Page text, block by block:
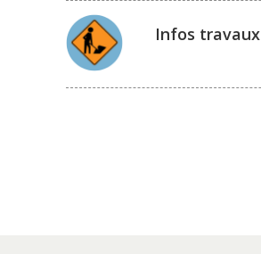
Infos travaux